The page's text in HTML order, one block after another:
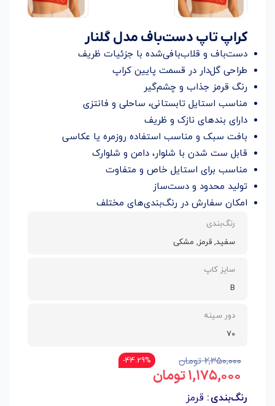
کراپ تاپ دست‌باف مدل گلنار
دست‌باف و قلاب‌بافی‌شده با جزئیات ظریف
طراحی گل‌دار در قسمت پایین کراپ
رنگ قرمز جذاب و چشم‌گیر
مناسب استایل تابستانی، ساحلی و فانتزی
دارای بندهای نازک و ظریف
بافت سبک و مناسب استفاده روزمره یا عکاسی
قابل ست شدن با شلوار، دامن و شلوارک
مناسب برای استایل خاص و متفاوت
تولید محدود و دست‌ساز
امکان سفارش در رنگ‌بندی‌های مختلف
رنگ‌بندی
سفید, قرمز, مشکی
سایز کاپ
B
دور سینه
70
۲,۳۵۰,۰۰۰ تومان
۱,۱۷۵,۰۰۰تومان
44.29%-
رنگ‌بندی قرمز